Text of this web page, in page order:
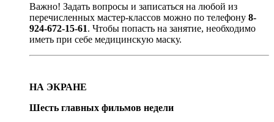
Важно! Задать вопросы и записаться на любой из
перечисленных мастер-классов можно по телефону 8-
924-672-15-61. Чтобы попасть на занятие, необходимо
иметь при себе медицинскую маску.
НА ЭКРАНЕ
Шесть главных фильмов недели